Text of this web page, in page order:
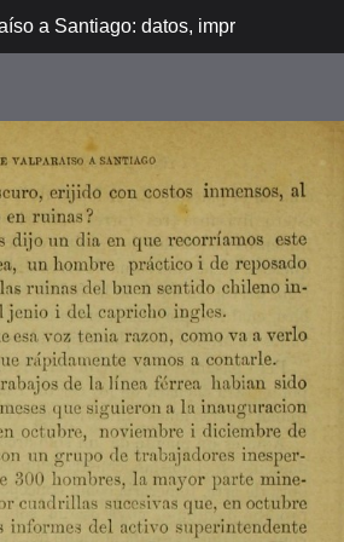
a Santiago: datos, impresiones,
en Paris en
i el